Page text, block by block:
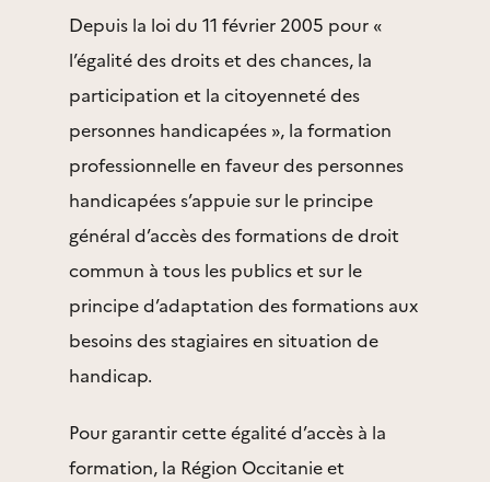
Depuis la loi du 11 février 2005 pour «
l’égalité des droits et des chances, la
participation et la citoyenneté des
personnes handicapées », la formation
professionnelle en faveur des personnes
handicapées s’appuie sur le principe
général d’accès des formations de droit
commun à tous les publics et sur le
principe d’adaptation des formations aux
besoins des stagiaires en situation de
handicap.
Pour garantir cette égalité d’accès à la
formation, la Région Occitanie et